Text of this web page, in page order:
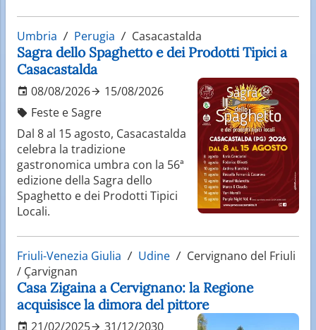
Umbria Perugia Casacastalda
Sagra dello Spaghetto e dei Prodotti Tipici a
Casacastalda
08/08/2026
15/08/2026
Feste e Sagre
Dal 8 al 15 agosto, Casacastalda
celebra la tradizione
gastronomica umbra con la 56ª
edizione della Sagra dello
Spaghetto e dei Prodotti Tipici
Locali.
Friuli-Venezia Giulia Udine
Cervignano del Friuli
/ Çarvignan
Casa Zigaina a Cervignano: la Regione
acquisisce la dimora del pittore
21/02/2025 31/12/2030